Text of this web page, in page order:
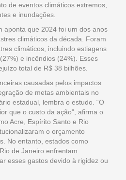
de eventos climáticos extremos,
e inundações.
aponta que 2024 foi um dos anos
climáticos da década. Foram
climáticos, incluindo estiagens
e incêndios (24%). Esses
total de R$ 38 bilhões.
causadas pelos impactos
de metas ambientais no
estadual, lembra o estudo. “O
que o custo da ação”, afirma o
Acre, Espírito Santo e Rio
o orçamento
No entanto, estados como
de Janeiro enfrentam
esses gastos devido à rigidez ou